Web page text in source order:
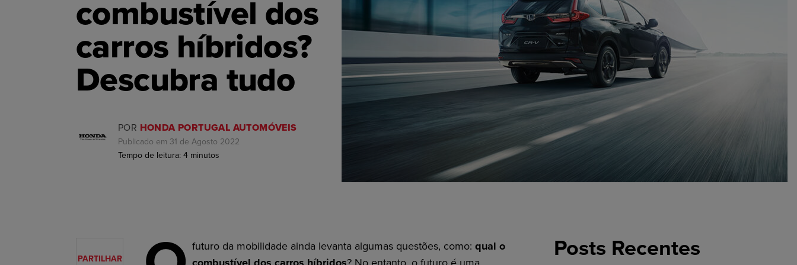
combustível dos
carros híbridos?
Descubra tudo
POR HONDA PORTUGAL AUTOMÓVEIS
Publicado em 31 de Agosto 2022
Tempo de leitura: 4 minutos
PARTILHAR
futuro da mobilidade ainda levanta algumas questões, como: qual o
Posts Recentes